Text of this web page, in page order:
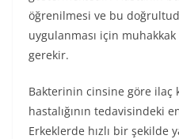
öğrenilmesi ve bu
uygulanması için
gerekir.
Bakterinin cinsine göre ilaç
hastalığının tedavisindeki
Erkeklerde hızlı bir şekilde